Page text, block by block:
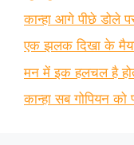
कान्हा आगे पीछे डोले
एक झलक दिखा के मैया
मन में इक हलचल है
कान्हा सब गोपियन को